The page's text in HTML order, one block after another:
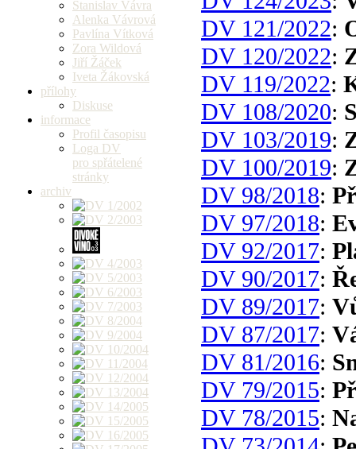
Stanislav Vávra
Alenka Vávrová
Pavlína Vítková
Zora Wildová
Jiří Žáček
Iveta Žákovská
přílohy
Diskuse
informace
Profil časopisu
Loga DV
pro spřátelené
stránky
archiv
DV 121/2022:
DV 120/2022:
DV 119/2022:
DV 108/2020:
DV 103/2019:
DV 100/2019:
DV 98/2018:
DV 97/2018:
DV 92/2017:
DV 90/2017:
DV 89/2017:
DV 87/2017:
DV 81/2016:
DV 79/2015:
DV 78/2015: